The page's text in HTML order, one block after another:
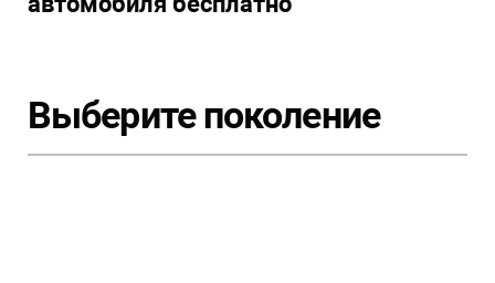
Выберите поколение